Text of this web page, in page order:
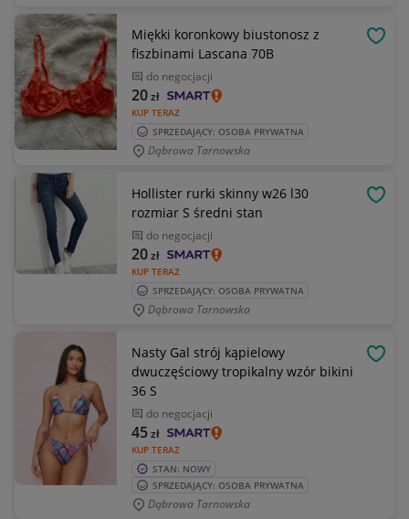
Miękki koronkowy biustonosz z
fiszbinami Lascana 70B
do negocjacji
KUP TERAZ
20zł
SPRZEDAJĄCY: OSOBA PRYWATNA
Dąbrowa Tarnowska
Hollister rurki skinny w26 l30
rozmiar S średni stan
do negocjacji
KUP TERAZ
20zł
SPRZEDAJĄCY: OSOBA PRYWATNA
Dąbrowa Tarnowska
Nasty Gal strój kąpielowy
dwuczęściowy tropikalny wzór bikini
36 S
do negocjacji
KUP TERAZ
45zł
STAN: NOWY
SPRZEDAJĄCY: OSOBA PRYWATNA
Dąbrowa Tarnowska